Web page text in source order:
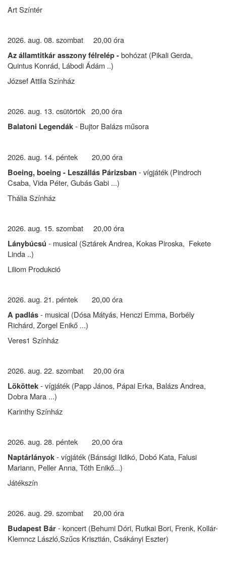
Art Színtér
2026. aug. 08. szombat 20,00 óra
Az államtitkár asszony félrelép -bohózat (Pikali Gerda,
Quintus Konrád, Lábodi Ádám ..)
József Attila Színház
2026. aug. 13. csütörtök 20,00 óra
Balatoni Legendák- Bujtor Balázs műsora
2026. aug. 14. péntek 20,00 óra
Boeing, boeing - Leszállás Párizsban - vígjáték (Pindroch
Csaba, Vida Péter, Gubás Gabi ...)
Thália Színház
2026. aug. 15. szombat 20,00 óra
Lánybúcsú - musical (Sztárek Andrea, Kokas Piroska, Fekete
Linda ..)
Liliom Produkció
2026. aug. 21. péntek 20,00 óra
A padlás- musical (Dósa Mátyás, Henczi Emma, Borbély
Richárd, Zorgel Enikő ...)
Veres1 Színház
2026. aug. 22. szombat 20,00 óra
Lököttek- vígjáték (Papp János, Pápai Erka, Balázs Andrea,
Dobra Mara ...)
Karinthy Színház
2026. aug. 28. péntek 20,00 óra
Naptárlányok- vígjáték (Bánsági Ildikó, Dobó Kata, Falusi
Mariann, Peller Anna, Tóth Enikő...)
Játékszín
2026. aug. 29. szombat 20,00 óra
Budapest Bár- koncert (Behumi Dóri, Rutkai Bori, Frenk, Kollár-
Klemncz László,Szűcs Krisztián, Csákányi Eszter)